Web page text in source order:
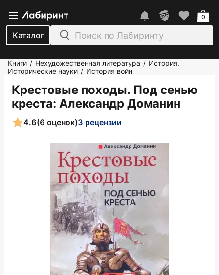
Каталог
0
Книги / Нехудожественная литература / История.
Исторические науки / История войн
Крестовые походы. Под сенью
креста: Александр Доманин
4.6(6 оценок)3 рецензии